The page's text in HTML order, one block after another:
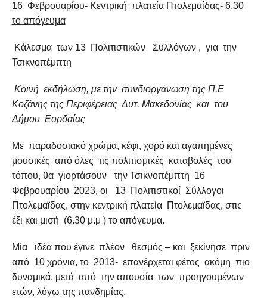
16 Φεβρουαρίου- Κεντρική πλατεία Πτολεμαίδας- 6.30
το απόγευμα
Κάλεσμα των 13 Πολιτιστικών Συλλόγων , για την
Τσικνοπέμπτη
Κοινή εκδήλωση, με την συνδιοργάνωση της Π.Ε
Κοζάνης της Περιφέρειας Δυτ. Μακεδονίας και του
Δήμου Εορδαίας
Με παραδοσιακό χρώμα, κέφι, χορό και αγαπημένες
μουσικές από όλες τις πολιτισμικές καταβολές του
τόπου, θα γιορτάσουν την Τσικνοπέμπτη 16
Φεβρουαρίου 2023, οι 13 Πολιτιστικοί Σύλλογοι
Πτολεμαϊδας, στην κεντρική πλατεία Πτολεμαϊδας, στις
έξι και μισή (6.30 μ.μ ) το απόγευμα.
Μία ιδέα που έγινε πλέον θεσμός – και ξεκίνησε πριν
από 10 χρόνια, το 2013- επανέρχεται φέτος ακόμη πιο
δυναμικά, μετά από την απουσία των προηγουμένων
ετών, λόγω της πανδημίας.